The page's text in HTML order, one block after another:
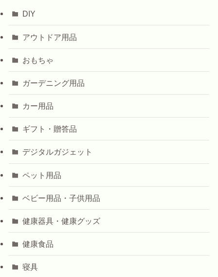
DIY
アウトドア用品
おもちゃ
ガーデニング用品
カー用品
ギフト・贈答品
デジタルガジェット
ペット用品
ベビー用品・子供用品
健康器具・健康グッズ
健康食品
寝具